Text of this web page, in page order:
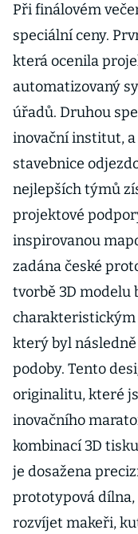
Při finálovém
speciální ceny.
která ocenila
automatizovaný
úřadů. Druhou
inovační institut,
stavebnice
nejlepších týmů
projektové
inspirovanou
zadána české
tvorbě 3D modelu
který byl
podoby. Tento
originalitu, které
inovačního
kombinací 3D
je dosažena
prototypová
rozvíjet makeři,